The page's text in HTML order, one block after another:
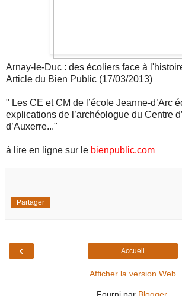
Arnay-le-Duc : des écoliers face à
Article du Bien Public (17/03/2013)
" Les CE et CM de l’école Jeanne-d’Arc
explications de l’archéologue du Centre
d’Auxerre..."
à lire en ligne sur le bienpublic.com
Partager
‹ Accueil
Afficher la version Web